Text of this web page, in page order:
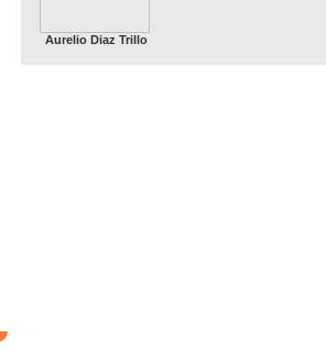
Aurelio Diaz Trillo